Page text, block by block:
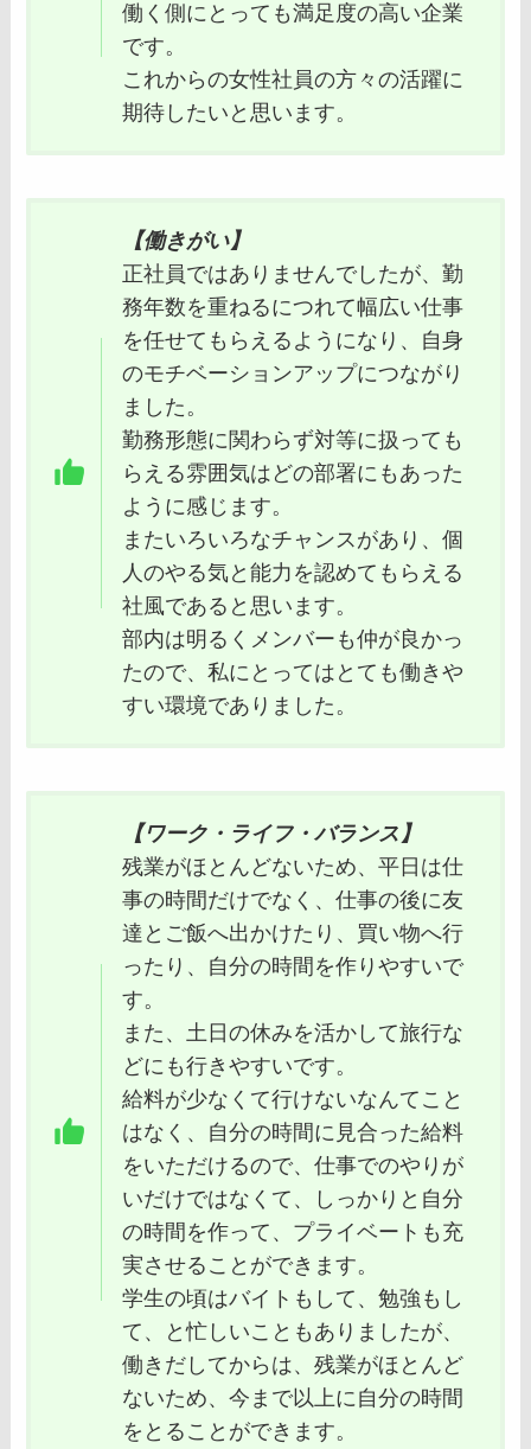
働く側にとっても満足度の高い企業
です。
これからの女性社員の方々の活躍に
期待したいと思います。
【働きがい】
正社員ではありませんでしたが、勤
務年数を重ねるにつれて幅広い仕事
を任せてもらえるようになり、自身
のモチベーションアップにつながり
ました。
勤務形態に関わらず対等に扱っても
らえる雰囲気はどの部署にもあった
ように感じます。
またいろいろなチャンスがあり、個
人のやる気と能力を認めてもらえる
社風であると思います。
部内は明るくメンバーも仲が良かっ
たので、私にとってはとても働きや
すい環境でありました。
【ワーク・ライフ・バランス】
残業がほとんどないため、平日は仕
事の時間だけでなく、仕事の後に友
達とご飯へ出かけたり、買い物へ行
ったり、自分の時間を作りやすいで
す。
また、土日の休みを活かして旅行な
どにも行きやすいです。
給料が少なくて行けないなんてこと
はなく、自分の時間に見合った給料
をいただけるので、仕事でのやりが
いだけではなくて、しっかりと自分
の時間を作って、プライベートも充
実させることができます。
学生の頃はバイトもして、勉強もし
て、と忙しいこともありましたが、
働きだしてからは、残業がほとんど
ないため、今まで以上に自分の時間
をとることができます。